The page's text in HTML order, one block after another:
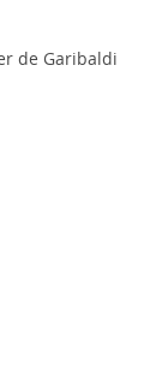
de Garibaldi